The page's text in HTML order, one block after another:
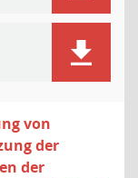
von
der
der